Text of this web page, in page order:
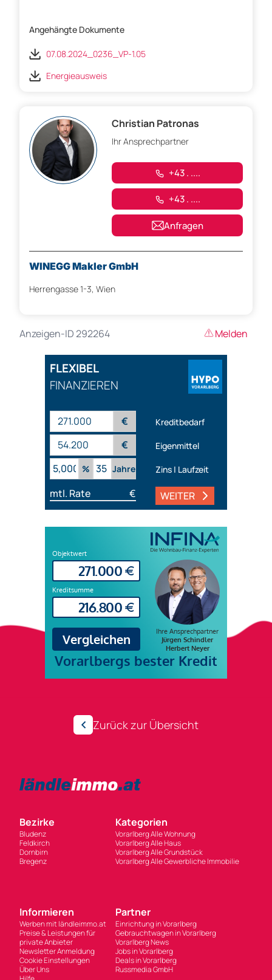
Angehängte Dokumente
07.08.2024_0236_VP-1.05
Energieausweis
Christian Patronas
Ihr Ansprechpartner
+43 . ....
+43 . ....
Anfragen
WINEGG Makler GmbH
Herrengasse 1-3, Wien
Anzeigen-ID 292264 Melden
FLEXIBEL
FINANZIEREN
€ Kreditbedarf
€
Eigenmittel
%
Jahre Zins | Laufzeit
mtl. Rate € WEITER
Zurück zur Übersicht
Bezirke
Bludenz
Feldkirch
Dornbirn
Bregenz
Kategorien
Vorarlberg Alle Wohnung
Vorarlberg Alle Haus
Vorarlberg Alle Grundstück
Vorarlberg Alle Gewerbliche Immobilie
Informieren
Werben mit ländleimmo.at
Preise & Leistungen für
private Anbieter
Newsletter Anmeldung
Cookie Einstellungen
Über Uns
Partner
Einrichtung in Vorarlberg
Gebrauchtwagen in Vorarlberg
Vorarlberg News
Jobs in Vorarlberg
Deals in Vorarlberg
Russmedia GmbH